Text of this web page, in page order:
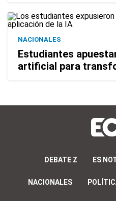
NACIONALES
Estudiantes
artificial para
DEBATE Z ES
NACIONALES